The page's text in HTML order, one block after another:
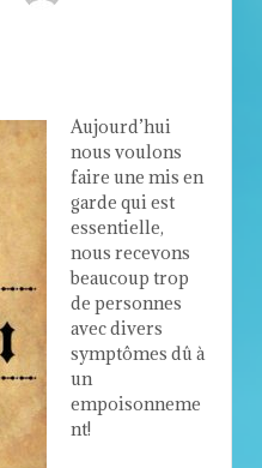
Aujourd’hui
nous voulons
faire une mis en
garde qui est
essentielle,
nous recevons
beaucoup trop
de personnes
avec divers
symptômes dû à
un
empoisonneme
nt!